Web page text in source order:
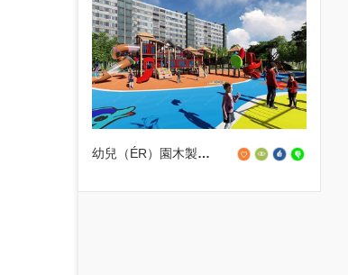
幼兒（ÉR）園木製組合滑梯設備